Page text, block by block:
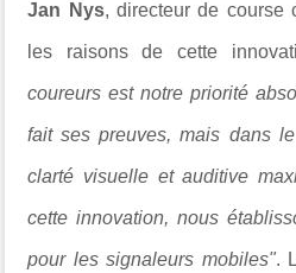
Jan Nys, directeur de course
les raisons de cette
coureurs est notre priorité
fait ses preuves, mais dans
clarté visuelle et auditive
cette innovation, nous
pour les signaleurs mobiles".